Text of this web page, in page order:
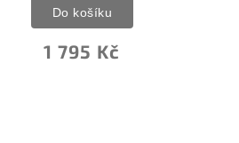
1 795 Kč
Do košíku